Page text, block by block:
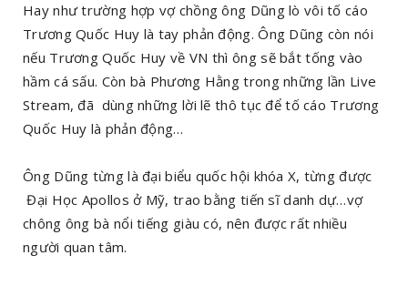
Hay như trường hợp vợ chồng ông Dũng lò vôi tố cáo
Trương Quốc Huy là tay phản động. Ông Dũng còn nói
nếu Trương Quốc Huy về VN thì ông sẽ bắt tống vào
hầm cá sấu. Còn bà Phương Hằng trong những lần Live
Stream, đã dùng những lời lẽ thô tục để tố cáo Trương
Quốc Huy là phản động…
Ông Dũng từng là đại biểu quốc hội khóa X, từng được
Đại Học Apollos ở Mỹ, trao bằng tiến sĩ danh dự…vợ
chông ông bà nổi tiếng giàu có, nên được rất nhiều
người quan tâm.